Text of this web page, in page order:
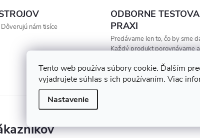
Tento web používa súbory cookie. Ďalším
vyjadrujete súhlas s ich používaním. Viac
Nastavenie
nám tisíce
ODBORNE
PRAXI
Predávame len to, čo by sme
Každý produkt porovnávame